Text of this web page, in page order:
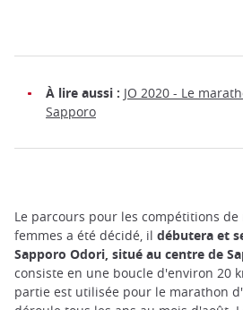
À lire aussi : JO 2020 - Le
Sapporo
Le parcours pour les compétitions
femmes a été décidé, il débutera et
Sapporo Odori, situé au centre de
consiste en une boucle d'environ 20
partie est utilisée pour le marathon